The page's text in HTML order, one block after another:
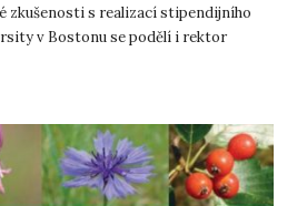
zkušenosti s realizací stipendijního
v Bostonu se podělí i rektor